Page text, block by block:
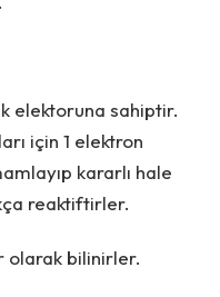
elektoruna sahiptir.
için 1 elektron
kararlı hale
reaktiftirler.
olarak bilinirler.